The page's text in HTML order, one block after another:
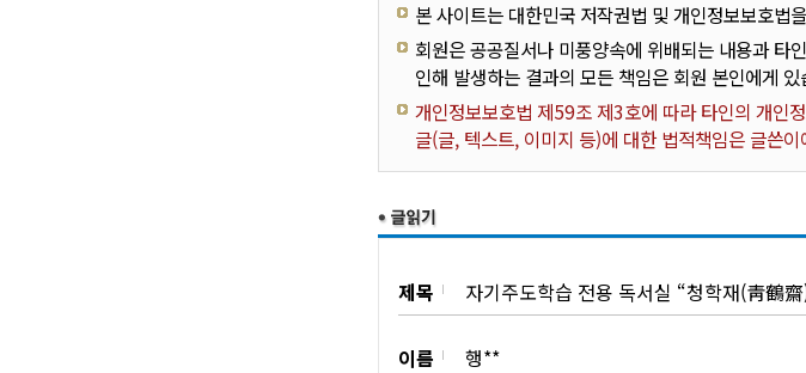
본 사이트는 대한민국 저작권법 및 개인정보보호법
회원은 공공질서나 미풍양속에 위배되는 내용과 타
인해 발생하는 결과의 모든 책임은 회원 본인에게
개인정보보호법 제59조 제3호에 따라 타인의 개인
글(글, 텍스트, 이미지 등)에 대한 법적책임은 글쓴
제목 자기주도학습 전용 독서실 “청학재(靑鶴
이름 행**